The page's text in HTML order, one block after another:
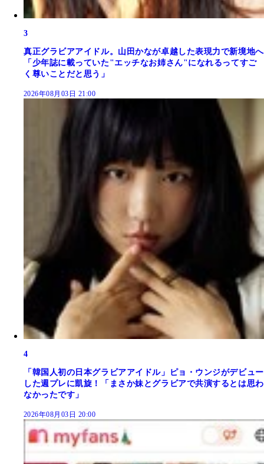
3
真正グラビアアイドル。山田かなが卓越した表現力で新境地へ
「少年誌に載っていた"エッチなお姉さん"になれるってすご
く尊いことだと思う」
2026年08月03日 21:00
4
「韓国人初の日本グラビアアイドル」ピョ・ウンジがデビュー
した週プレに凱旋！「まさか妹とグラビアで共演するとは思わ
なかったです」
2026年08月03日 20:00